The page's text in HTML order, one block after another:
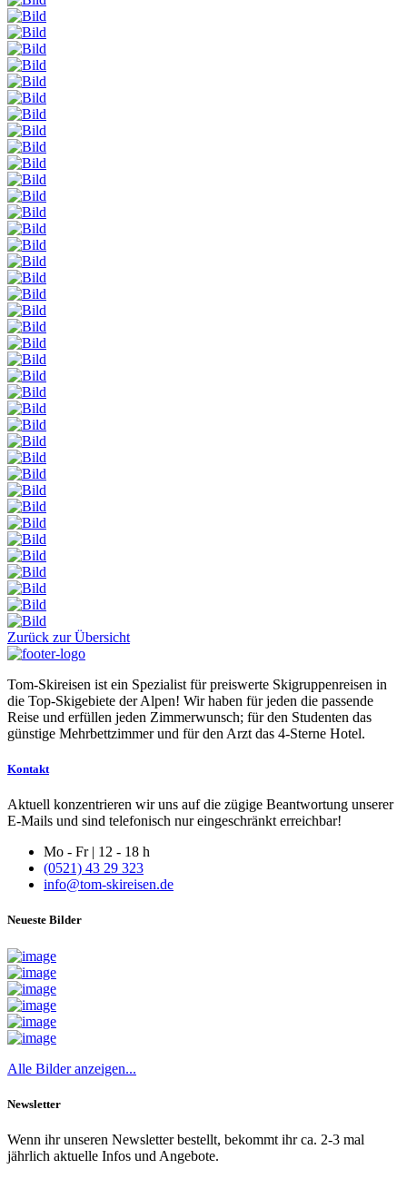
Zurück zur Übersicht
Tom-Skireisen ist ein Spezialist für preiswerte Skigruppenreisen in
die Top-Skigebiete der Alpen! Wir haben für jeden die passende
Reise und erfüllen jeden Zimmerwunsch; für den Studenten das
günstige Mehrbettzimmer und für den Arzt das 4-Sterne Hotel.
Kontakt
Aktuell konzentrieren wir uns auf die zügige Beantwortung unserer
E-Mails und sind telefonisch nur eingeschränkt erreichbar!
Mo - Fr | 12 - 18 h
(0521) 43 29 323
info@tom-skireisen.de
Neueste Bilder
Alle Bilder anzeigen...
Newsletter
Wenn ihr unseren Newsletter bestellt, bekommt ihr ca. 2-3 mal
jährlich aktuelle Infos und Angebote.